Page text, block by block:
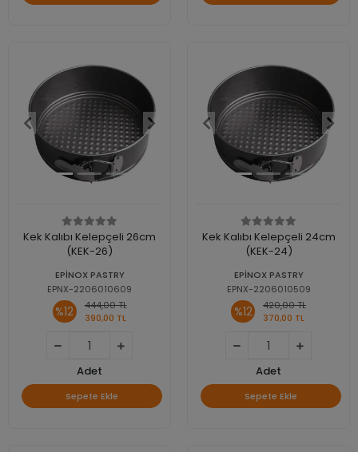
Kek Kalıbı Kelepçeli 26cm
(KEK-26)
EPİNOX PASTRY
EPNX-2206010609
%12
444,00 TL
390,00 TL
Adet
Sepete Ekle
Kek Kalıbı Kelepçeli 24cm
(KEK-24)
EPİNOX PASTRY
EPNX-2206010509
%12
420,00 TL
370,00 TL
Adet
Sepete Ekle